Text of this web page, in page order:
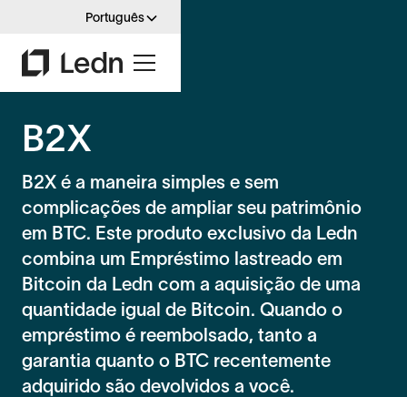
Português
B2X
B2X é a maneira simples e sem
complicações de ampliar seu patrimônio
em BTC. Este produto exclusivo da Ledn
combina um Empréstimo lastreado em
Bitcoin da Ledn com a aquisição de uma
quantidade igual de Bitcoin. Quando o
empréstimo é reembolsado, tanto a
garantia quanto o BTC recentemente
adquirido são devolvidos a você.